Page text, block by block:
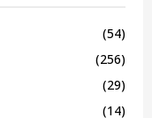
(54)
(256)
(29)
(14)